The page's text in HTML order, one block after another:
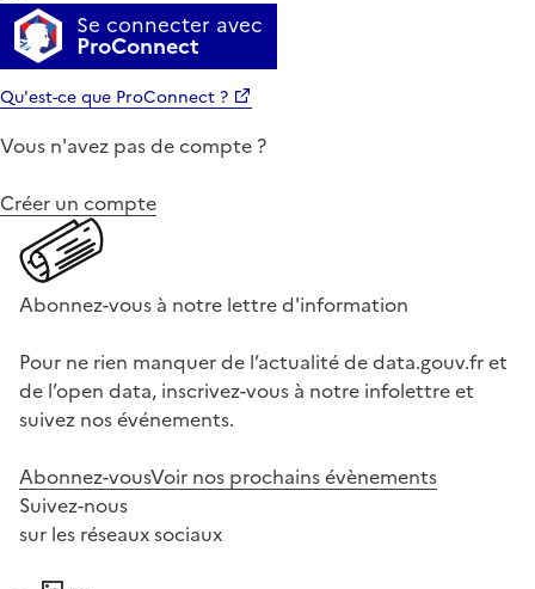
Se connecter avec
ProConnect
Qu'est-ce que ProConnect ?
Vous n'avez pas de compte ?
Créer un compte
Abonnez-vous à notre lettre d'information
Pour ne rien manquer de l’actualité de data.gouv.fr et
de l’open data, inscrivez-vous à notre infolettre et
suivez nos événements.
Abonnez-vousVoir nos prochains évènements
Suivez-nous
sur les réseaux sociaux